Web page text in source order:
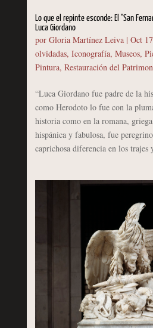
Lo que el repinte esconde: El "San
Luca Giordano
por Gloria Martínez Leiva| Oct
olvidadas, Iconografía, Museos,
Pintura, Restauración del
“Luca Giordano fue padre de la
como Herodoto lo fue con la
historia como en la romana,
hispánica y fabulosa, fue
caprichosa diferencia en los trajes